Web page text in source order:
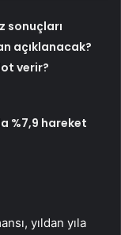
sonuçları
açıklanacak?
verir?
%7,9 hareket
yıldan yıla